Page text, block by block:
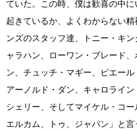
ていた。この時、僕は歓喜の中
起きているか、よくわからない
ンズのスタッフ達、トニー・キ
ャラハン、ローワン・ブレード
ン、チュッチ・マギー、ピエー
アーノルド・ダン、キャロライン
シェリー、そしてマイケル・コ
エルカム、トゥ、ジャパン」と